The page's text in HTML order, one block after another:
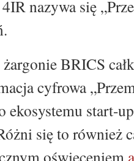
nazywa się
BRICS
cyfrowa
ekosystemu start-
się to również